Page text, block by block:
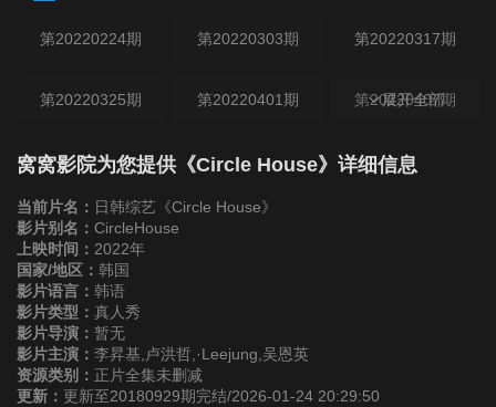
第20220224期 第20220303期 第20220317期
第20220325期 第20220401期 第20220407期
第20220422期 第20220429期 第20180915期
第20180929期
展开全部
窝窝影院为您提供《Circle House》详细信息
当前片名： 日韩综艺《Circle House》
影片别名： CircleHouse
上映时间： 2022年
国家/地区： 韩国
影片语言： 韩语
影片类型： 真人秀
影片导演： 暂无
影片主演： 李昇基,卢洪哲,·Leejung,吴恩英
资源类别： 正片全集未删减
更新： 更新至20180929期完结/2026-01-24 20:29:50